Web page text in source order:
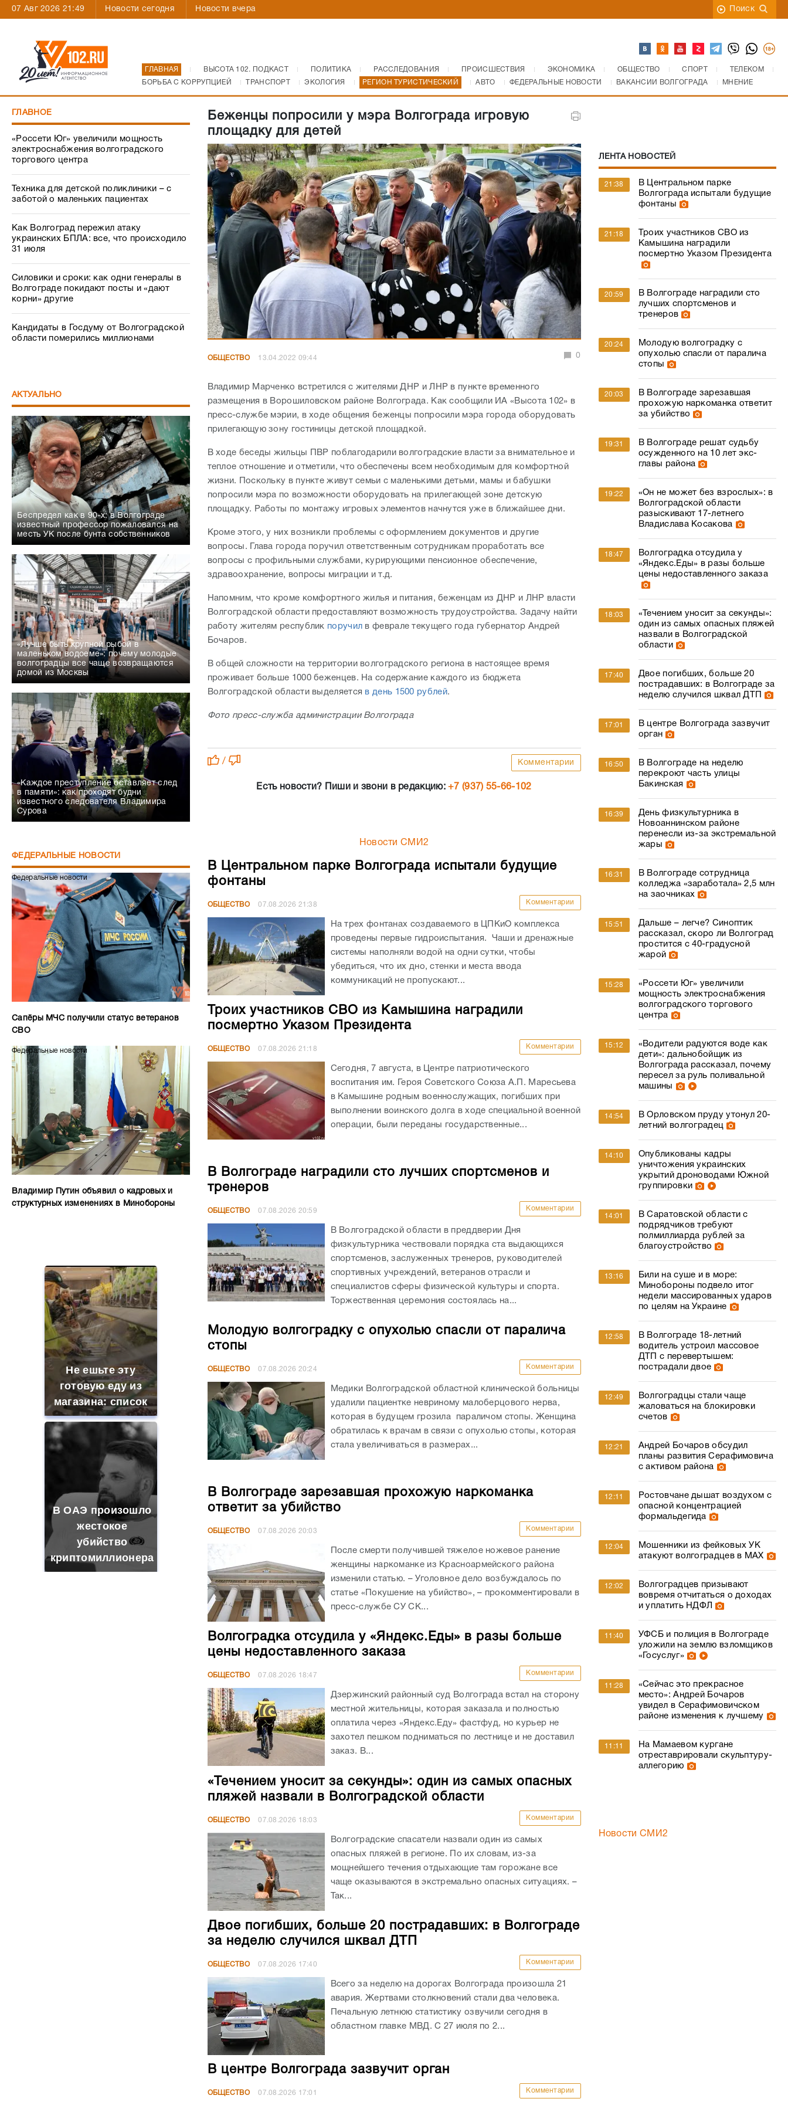
07 Авг 2026 21:49 Новости сегодня Новости вчера Поиск
ГЛАВНАЯ ВЫСОТА 102. ПОДКАСТ ПОЛИТИКА РАССЛЕДОВАНИЯ ПРОИСШЕСТВИЯ ЭКОНОМИКА ОБЩЕСТВО СПОРТ
ТЕЛЕКОМ
БОРЬБА С КОРРУПЦИЕЙ
ТРАНСПОРТ ЭКОЛОГИЯ РЕГИОН ТУРИСТИЧЕСКИЙ АВТО ФЕДЕРАЛЬНЫЕ НОВОСТИ ВАКАНСИИ ВОЛГОГРАДА МНЕНИЕ
ГЛАВНОЕ
«Россети Юг» увеличили мощность
электроснабжения волгоградского
торгового центра
Техника для детской поликлиники – с
заботой о маленьких пациентах
Как Волгоград пережил атаку
украинских БПЛА: все, что происходило
31 июля
Силовики и сроки: как одни генералы в
Волгограде покидают посты и «дают
корни» другие
Кандидаты в Госдуму от Волгоградской
области померились миллионами
АКТУАЛЬНО
Беспредел как в 90-х: в Волгограде
известный профессор пожаловался на
месть УК после бунта собственников
«Лучше быть крупной рыбой в
маленьком водоеме»: почему молодые
волгоградцы все чаще возвращаются
домой из Москвы
«Каждое преступление оставляет след
в памяти»: как проходят будни
известного следователя Владимира
Сурова
ФЕДЕРАЛЬНЫЕ НОВОСТИ
Федеральные новости
Сапёры МЧС получили статус ветеранов
СВО
Федеральные новости
Владимир Путин объявил о кадровых и
структурных изменениях в Минобороны
Не ешьте эту
готовую еду из
магазина: список
В ОАЭ произошло
жестокое
убийство
криптомиллионера
Беженцы попросили у мэра Волгограда игровую
площадку для детей
ОБЩЕСТВО 13.04.2022 09:44 0
Владимир Марченко встретился с жителями ДНР и ЛНР в пункте временного
размещения в Ворошиловском районе Волгограда. Как сообщили ИА «Высота 102» в
пресс-службе мэрии, в ходе общения беженцы попросили мэра города оборудовать
прилегающую зону гостиницы детской площадкой.
В ходе беседы жильцы ПВР поблагодарили волгоградские власти за внимательное и
теплое отношение и отметили, что обеспечены всем необходимым для комфортной
жизни. Поскольку в пункте живут семьи с маленькими детьми, мамы и бабушки
попросили мэра по возможности оборудовать на прилегающей зоне детскую
площадку. Работы по монтажу игровых элементов начнутся уже в ближайшее дни.
Кроме этого, у них возникли проблемы с оформлением документов и другие
вопросы. Глава города поручил ответственным сотрудникам проработать все
вопросы с профильными службами, курирующими пенсионное обеспечение,
здравоохранение, вопросы миграции и т.д.
Напомним, что кроме комфортного жилья и питания, беженцам из ДНР и ЛНР власти
Волгоградской области предоставляют возможность трудоустройства. Задачу найти
работу жителям республик поручил в феврале текущего года губернатор Андрей
Бочаров.
В общей сложности на территории волгоградского региона в настоящее время
проживает больше 1000 беженцев. На содержание каждого из бюджета
Волгоградской области выделяется в день 1500 рублей.
Фото пресс-служба администрации Волгограда
/ Комментарии
Есть новости? Пиши и звони в редакцию:+7 (937) 55-66-102
Новости СМИ2
В Центральном парке Волгограда испытали будущие
фонтаны
ОБЩЕСТВО 07.08.2026 21:38 Комментарии
На трех фонтанах создаваемого в ЦПКиО комплекса
проведены первые гидроиспытания. Чаши и дренажные
системы наполняли водой на одни сутки, чтобы
убедиться, что их дно, стенки и места ввода
коммуникаций не пропускают...
Троих участников СВО из Камышина наградили
посмертно Указом Президента
ОБЩЕСТВО 07.08.2026 21:18 Комментарии
Сегодня, 7 августа, в Центре патриотического
воспитания им. Героя Советского Союза А.П. Маресьева
в Камышине родным военнослужащих, погибших при
выполнении воинского долга в ходе специальной военной
операции, были переданы государственные...
В Волгограде наградили сто лучших спортсменов и
тренеров
ОБЩЕСТВО 07.08.2026 20:59 Комментарии
В Волгоградской области в преддверии Дня
физкультурника чествовали порядка ста выдающихся
спортсменов, заслуженных тренеров, руководителей
спортивных учреждений, ветеранов отрасли и
специалистов сферы физической культуры и спорта.
Торжественная церемония состоялась на...
Молодую волгоградку с опухолью спасли от паралича
стопы
ОБЩЕСТВО 07.08.2026 20:24 Комментарии
Медики Волгоградской областной клинической больницы
удалили пациентке невриному малоберцового нерва,
которая в будущем грозила параличом стопы. Женщина
обратилась к врачам в связи с опухолью стопы, которая
стала увеличиваться в размерах...
В Волгограде зарезавшая прохожую наркоманка
ответит за убийство
ОБЩЕСТВО 07.08.2026 20:03 Комментарии
После смерти получившей тяжелое ножевое ранение
женщины наркоманке из Красноармейского района
изменили статью. – Уголовное дело возбуждалось по
статье «Покушение на убийство», – прокомментировали в
пресс-службе СУ СК...
Волгоградка отсудила у «Яндекс.Еды» в разы больше
цены недоставленного заказа
ОБЩЕСТВО 07.08.2026 18:47 Комментарии
Дзержинский районный суд Волгограда встал на сторону
местной жительницы, которая заказала и полностью
оплатила через «Яндекс.Еду» фастфуд, но курьер не
захотел пешком подниматься по лестнице и не доставил
заказ. В...
«Течением уносит за секунды»: один из самых опасных
пляжей назвали в Волгоградской области
ОБЩЕСТВО 07.08.2026 18:03 Комментарии
Волгоградские спасатели назвали один из самых
опасных пляжей в регионе. По их словам, из-за
мощнейшего течения отдыхающие там горожане все
чаще оказываются в экстремально опасных ситуациях. –
Так...
Двое погибших, больше 20 пострадавших: в Волгограде
за неделю случился шквал ДТП
ОБЩЕСТВО 07.08.2026 17:40 Комментарии
Всего за неделю на дорогах Волгограда произошла 21
авария. Жертвами столкновений стали два человека.
Печальную летнюю статистику озвучили сегодня в
областном главке МВД. С 27 июля по 2...
В центре Волгограда зазвучит орган
ОБЩЕСТВО 07.08.2026 17:01 Комментарии
ЛЕНТА НОВОСТЕЙ
21:38
В Центральном парке
Волгограда испытали будущие
фонтаны
21:18
Троих участников СВО из
Камышина наградили
посмертно Указом Президента
20:59
В Волгограде наградили сто
лучших спортсменов и
тренеров
20:24
Молодую волгоградку с
опухолью спасли от паралича
стопы
20:03
В Волгограде зарезавшая
прохожую наркоманка ответит
за убийство
19:31
В Волгограде решат судьбу
осужденного на 10 лет экс-
главы района
19:22
«Он не может без взрослых»: в
Волгоградской области
разыскивают 17-летнего
Владислава Косакова
18:47
Волгоградка отсудила у
«Яндекс.Еды» в разы больше
цены недоставленного заказа
18:03
«Течением уносит за секунды»:
один из самых опасных пляжей
назвали в Волгоградской
области
17:40
Двое погибших, больше 20
пострадавших: в Волгограде за
неделю случился шквал ДТП
17:01
В центре Волгограда зазвучит
орган
16:50
В Волгограде на неделю
перекроют часть улицы
Бакинская
16:39
День физкультурника в
Новоаннинском районе
перенесли из-за экстремальной
жары
16:31
В Волгограде сотрудница
колледжа «заработала» 2,5 млн
на заочниках
15:51
Дальше – легче? Синоптик
рассказал, скоро ли Волгоград
простится с 40-градусной
жарой
15:28
«Россети Юг» увеличили
мощность электроснабжения
волгоградского торгового
центра
15:12
«Водители радуются воде как
дети»: дальнобойщик из
Волгограда рассказал, почему
пересел за руль поливальной
машины
14:54
В Орловском пруду утонул 20-
летний волгоградец
14:10
Опубликованы кадры
уничтожения украинских
укрытий дроноводами Южной
группировки
14:01
В Саратовской области с
подрядчиков требуют
полмиллиарда рублей за
благоустройство
13:16
Били на суше и в море:
Минобороны подвело итог
недели массированных ударов
по целям на Украине
12:58
В Волгограде 18-летний
водитель устроил массовое
ДТП с перевертышем:
пострадали двое
12:49
Волгоградцы стали чаще
жаловаться на блокировки
счетов
12:21
Андрей Бочаров обсудил
планы развития Серафимовича
с активом района
12:11
Ростовчане дышат воздухом с
опасной концентрацией
формальдегида
12:04
Мошенники из фейковых УК
атакуют волгоградцев в МАХ
12:02
Волгоградцев призывают
вовремя отчитаться о доходах
и уплатить НДФЛ
11:40
УФСБ и полиция в Волгограде
уложили на землю взломщиков
«Госуслуг»
11:28
«Сейчас это прекрасное
место»: Андрей Бочаров
увидел в Серафимовичском
районе изменения к лучшему
11:11
На Мамаевом кургане
отреставрировали скульптуру-
аллегорию
Новости СМИ2